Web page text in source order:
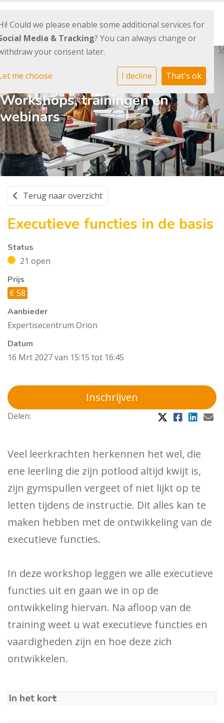
Workshops, trainingen en
webinars
Terug naar overzicht
Executieve functies in de basis
Status
21 open
Prijs
€ 58
Aanbieder
Expertisecentrum Orion
Datum
16 Mrt 2027 van 15:15 tot 16:45
Inschrijven
Delen:
Veel leerkrachten herkennen het wel, die
ene leerling die zijn potlood altijd kwijt is,
zijn gymspullen vergeet of niet lijkt op te
letten tijdens de instructie. Dit alles kan te
maken hebben met de ontwikkeling van de
executieve functies.
In deze workshop leggen we alle executieve
functies uit en gaan we in op de
ontwikkeling hiervan. Na afloop van de
training weet u wat executieve functies en
vaardigheden zijn en hoe deze zich
ontwikkelen.
In het kort
Could we please enable some additional services for
Media & Tracking? You can always change or
your consent later.
me choose I decline That's ok